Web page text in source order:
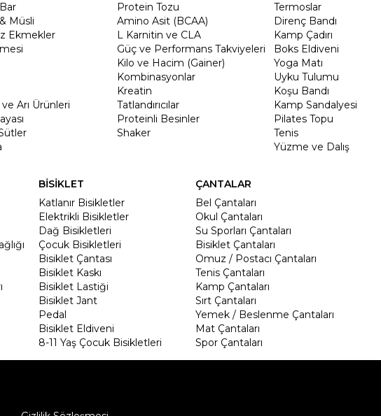
Müsli
Ekmekler
Arı Ürünleri
Protein Tozu
Amino Asit (BCAA)
L Karnitin ve CLA
Güç ve Performans Takviyeleri
Kilo ve Hacim (Gainer)
Kombinasyonlar
Kreatin
Tatlandırıcılar
Proteinli Besinler
Shaker
Termoslar
Direnç Bandı
Kamp Çadırı
Boks Eldiveni
Yoga Matı
Uyku Tulumu
Koşu Bandı
Kamp Sandalyesi
Pilates Topu
Tenis
Yüzme ve Dalış
BİSİKLET
Katlanır Bisikletler
Elektrikli Bisikletler
Dağ Bisikletleri
Çocuk Bisikletleri
Bisiklet Çantası
Bisiklet Kaskı
Bisiklet Lastiği
Bisiklet Jant
Pedal
Bisiklet Eldiveni
8-11 Yaş Çocuk Bisikletleri
ÇANTALAR
Bel Çantaları
Okul Çantaları
Su Sporları Çantaları
Bisiklet Çantaları
Omuz / Postacı Çantaları
Tenis Çantaları
Kamp Çantaları
Sırt Çantaları
Yemek / Beslenme Çantaları
Mat Çantaları
Spor Çantaları